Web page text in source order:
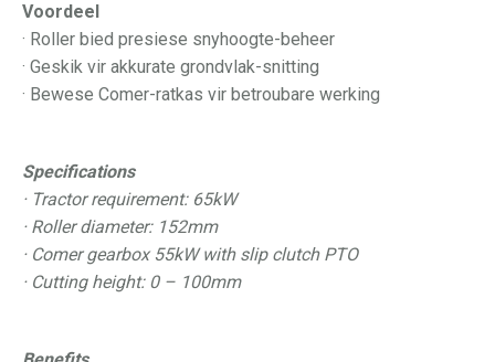
Voordeel
· Roller bied presiese snyhoogte-beheer
· Geskik vir akkurate grondvlak-snitting
· Bewese Comer-ratkas vir betroubare werking
Specifications
· Tractor requirement: 65kW
· Roller diameter: 152mm
· Comer gearbox 55kW with slip clutch PTO
· Cutting height: 0 – 100mm